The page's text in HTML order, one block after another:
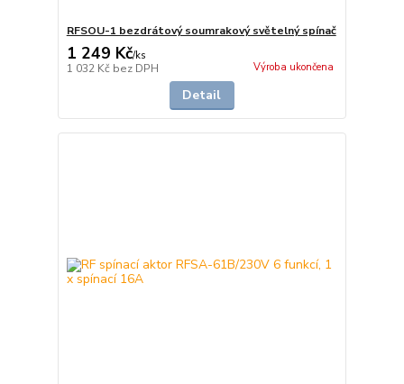
RFSOU-1 bezdrátový soumrakový světelný spínač
1 249 Kč/ks
1 032 Kč bez DPH Výroba ukončena
Detail